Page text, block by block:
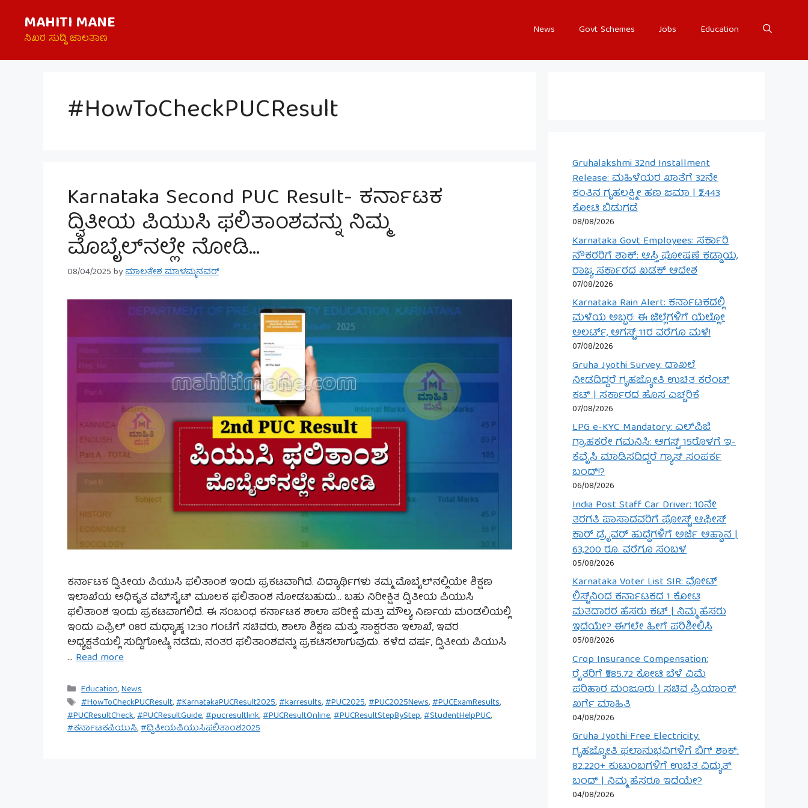
content
MAHITI MANE
ನಿಖರ ಸುದ್ದಿ ಜಾಲತಾಣ
News Govt Schemes Jobs Education
#HowToCheckPUCResult
Karnataka Second PUC Result- ಕರ್ನಾಟಕ
ದ್ವಿತೀಯ ಪಿಯುಸಿ ಫಲಿತಾಂಶವನ್ನು ನಿಮ್ಮ
ಮೊಬೈಲ್‌ನಲ್ಲೇ ನೋಡಿ…
08/04/2025byಮಾಲತೇಶ ಮಾಳಮ್ಮನವರ್
ಕರ್ನಾಟಕ ದ್ವಿತೀಯ ಪಿಯುಸಿ ಫಲಿತಾಂಶ ಇಂದು ಪ್ರಕಟವಾಗಿದೆ. ವಿದ್ಯಾರ್ಥಿಗಳು ತಮ್ಮ ಮೊಬೈಲ್‌ನಲ್ಲಿಯೇ ಶಿಕ್ಷಣ
ಇಲಾಖೆಯ ಅಧಿಕೃತ ವೆಬ್‌ಸೈಟ್ ಮೂಲಕ ಫಲಿತಾಂಶ ನೋಡಬಹುದು… ಬಹು ನಿರೀಕ್ಷಿತ ದ್ವಿತೀಯ ಪಿಯುಸಿ
ಫಲಿತಾಂಶ ಇಂದು ಪ್ರಕಟವಾಗಲಿದೆ. ಈ ಸಂಬಂಧ ಕರ್ನಾಟಕ ಶಾಲಾ ಪರೀಕ್ಷೆ ಮತ್ತು ಮೌಲ್ಯ ನಿರ್ಣಯ ಮಂಡಲಿಯಲ್ಲಿ
ಇಂದು ಏಪ್ರಿಲ್ 08ರ ಮಧ್ಯಾಹ್ನ 12:30 ಗಂಟೆಗೆ ಸಚಿವರು, ಶಾಲಾ ಶಿಕ್ಷಣ ಮತ್ತು ಸಾಕ್ಷರತಾ ಇಲಾಖೆ, ಇವರ
ಅಧ್ಯಕ್ಷತೆಯಲ್ಲಿ ಸುದ್ದಿಗೋಷ್ಠಿ ನಡೆದು, ನಂತರ ಫಲಿತಾಂಶವನ್ನು ಪ್ರಕಟಿಸಲಾಗುವುದು. ಕಳೆದ ವರ್ಷ, ದ್ವಿತೀಯ ಪಿಯುಸಿ
… Read more
Categories
Education,News
Tags
#HowToCheckPUCResult,#KarnatakaPUCResult2025,#karresults,#PUC2025,#PUC2025News,#PUCExamResults,
#PUCResultCheck,#PUCResultGuide,#pucresultlink,#PUCResultOnline,#PUCResultStepByStep,#StudentHelpPUC,
#ಕರ್ನಾಟಕಪಿಯುಸಿ,#ದ್ವಿತೀಯಪಿಯುಸಿಫಲಿತಾಂಶ2025
Gruhalakshmi 32nd Installment
Release: ಮಹಿಳೆಯರ ಖಾತೆಗೆ 32ನೇ
ಕಂತಿನ ಗೃಹಲಕ್ಷ್ಮೀ ಹಣ ಜಮಾ | ₹2,443
ಕೋಟಿ ಬಿಡುಗಡೆ
08/08/2026
Karnataka Govt Employees: ಸರ್ಕಾರಿ
ನೌಕರರಿಗೆ ಶಾಕ್: ಆಸ್ತಿ ಘೋಷಣೆ ಕಡ್ಡಾಯ,
ರಾಜ್ಯ ಸರ್ಕಾರದ ಖಡಕ್ ಆದೇಶ
07/08/2026
Karnataka Rain Alert: ಕರ್ನಾಟಕದಲ್ಲಿ
ಮಳೆಯ ಅಬ್ಬರ: ಈ ಜಿಲ್ಲೆಗಳಿಗೆ ಯೆಲ್ಲೋ
ಅಲರ್ಟ್, ಆಗಸ್ಟ್ 11ರ ವರೆಗೂ ಮಳೆ!
07/08/2026
Gruha Jyothi Survey: ದಾಖಲೆ
ನೀಡದಿದ್ದರೆ ಗೃಹಜ್ಯೋತಿ ಉಚಿತ ಕರೆಂಟ್
ಕಟ್ | ಸರ್ಕಾರದ ಹೊಸ ಎಚ್ಚರಿಕೆ
07/08/2026
LPG e-KYC Mandatory: ಎಲ್‌ಪಿಜಿ
ಗ್ರಾಹಕರೇ ಗಮನಿಸಿ: ಆಗಸ್ಟ್ 15ರೊಳಗೆ ಇ-
ಕೆವೈಸಿ ಮಾಡಿಸದಿದ್ದರೆ ಗ್ಯಾಸ್ ಸಂಪರ್ಕ
ಬಂದ್!?
06/08/2026
India Post Staff Car Driver: 10ನೇ
ತರಗತಿ ಪಾಸಾದವರಿಗೆ ಪೋಸ್ಟ್ ಆಫೀಸ್
ಕಾರ್ ಡ್ರೈವರ್ ಹುದ್ದೆಗಳಿಗೆ ಅರ್ಜಿ ಆಹ್ವಾನ |
63,200 ರೂ. ವರೆಗೂ ಸಂಬಳ
05/08/2026
Karnataka Voter List SIR: ವೋಟ್
ಲಿಸ್ಟ್‌ನಿಂದ ಕರ್ನಾಟಕದ 1 ಕೋಟಿ
ಮತದಾರರ ಹೆಸರು ಕಟ್ | ನಿಮ್ಮ ಹೆಸರು
ಇದೆಯೇ? ಈಗಲೇ ಹೀಗೆ ಪರಿಶೀಲಿಸಿ
05/08/2026
Crop Insurance Compensation:
ರೈತರಿಗೆ ₹585.72 ಕೋಟಿ ಬೆಳೆ ವಿಮೆ
ಪರಿಹಾರ ಮಂಜೂರು | ಸಚಿವ ಪ್ರಿಯಾಂಕ್
ಖರ್ಗೆ ಮಾಹಿತಿ
04/08/2026
Gruha Jyothi Free Electricity:
ಗೃಹಜ್ಯೋತಿ ಫಲಾನುಭವಿಗಳಿಗೆ ಬಿಗ್ ಶಾಕ್:
82,220+ ಕುಟುಂಬಗಳಿಗೆ ಉಚಿತ ವಿದ್ಯುತ್
ಬಂದ್ | ನಿಮ್ಮ ಹೆಸರೂ ಇದೆಯೇ?
04/08/2026